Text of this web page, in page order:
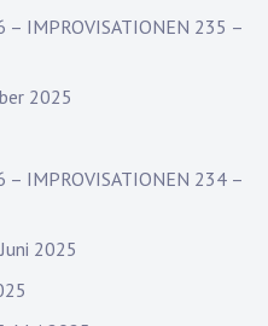
– IMPROVISATIONEN 235 –
2025
– IMPROVISATIONEN 234 –
2025